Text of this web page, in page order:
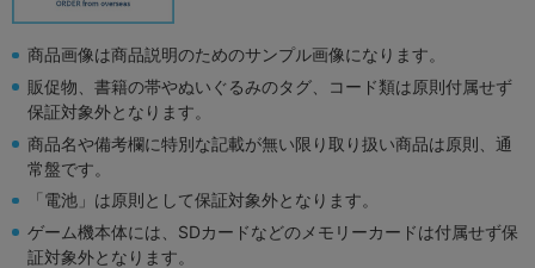
商品画像は商品説明のためのサンプル画像になります。
販促物、書籍の帯やぬいぐるみのタグ、コード類は原則付属せず
保証対象外となります。
商品名や備考欄に特別な記載が無い限り取り扱い商品は原則、通
常盤です。
「電池」は原則として保証対象外となります。
ゲーム機本体には、SDカードなどのメモリーカードは付属せず保
証対象外となります。